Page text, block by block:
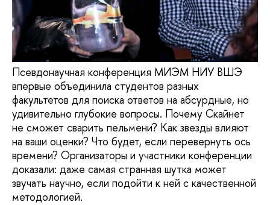
Псевдонаучная конференция МИЭМ НИУ ВШЭ
впервые объединила студентов разных
факультетов для поиска ответов на абсурдные, но
удивительно глубокие вопросы. Почему Скайнет
не сможет сварить пельмени? Как звезды влияют
на ваши оценки? Что будет, если перевернуть ось
времени? Организаторы и участники конференции
доказали: даже самая странная шутка может
звучать научно, если подойти к ней с качественной
методологией.